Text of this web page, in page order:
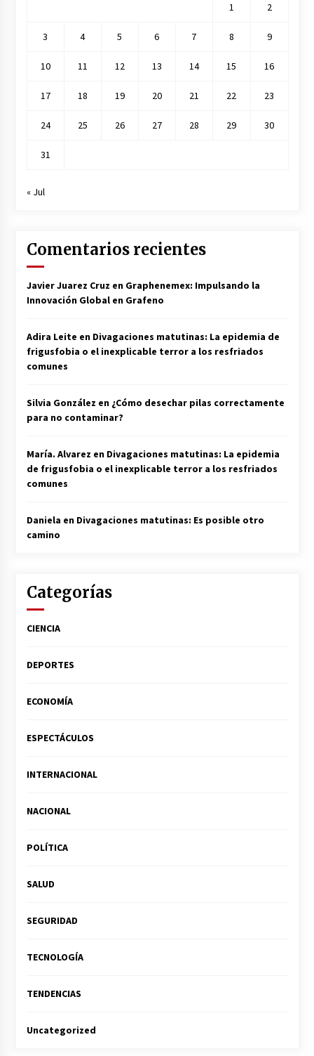
1
2
3 4 5 6 7 8 9
10 11 12 13 14 15 16
17 18 19 20 21 22 23
24 25 26 27 28 29 30
31
« Jul
Comentarios recientes
Javier Juarez Cruz en Graphenemex: Impulsando la
Innovación Global en Grafeno
Adira Leite en Divagaciones matutinas: La epidemia de
frigusfobia o el inexplicable terror a los resfriados
comunes
Silvia González en ¿Cómo desechar pilas correctamente
para no contaminar?
María. Alvarez en Divagaciones matutinas: La epidemia
de frigusfobia o el inexplicable terror a los resfriados
comunes
Daniela en Divagaciones matutinas: Es posible otro
camino
Categorías
CIENCIA
DEPORTES
ECONOMÍA
ESPECTÁCULOS
INTERNACIONAL
NACIONAL
POLÍTICA
SALUD
SEGURIDAD
TECNOLOGÍA
TENDENCIAS
Uncategorized